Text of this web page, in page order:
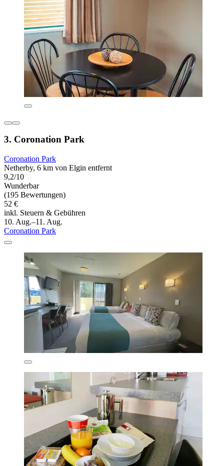
3. Coronation Park
Coronation Park
Netherby, 6 km von Elgin entfernt
9,2/10
Wunderbar
(195 Bewertungen)
52 €
inkl. Steuern & Gebühren
10. Aug.–11. Aug.
Coronation Park